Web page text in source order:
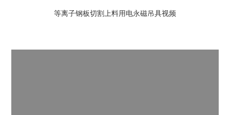
等离子钢板切割上料用电永磁吊具视频